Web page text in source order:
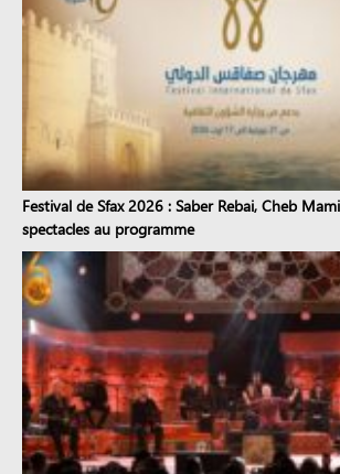
Festival de Sfax 2026 : Saber Rebai, Cheb
spectacles au programme